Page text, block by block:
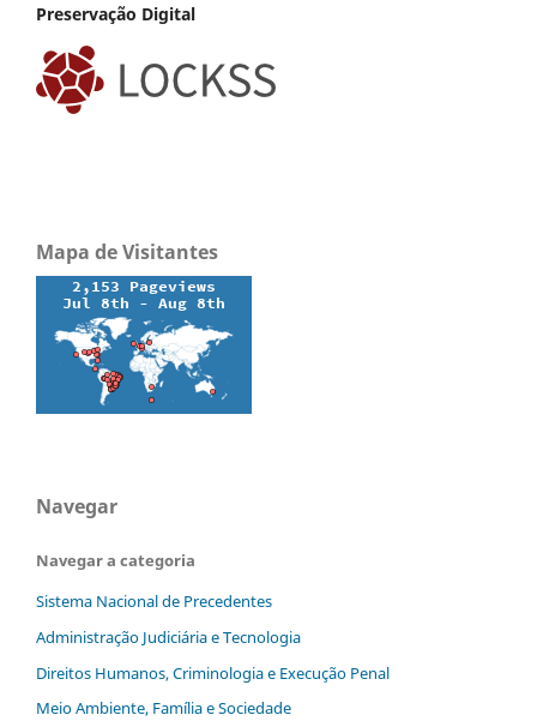
Preservação Digital
Mapa de Visitantes
Navegar
Navegar a categoria
Sistema Nacional de Precedentes
Administração Judiciária e Tecnologia
Direitos Humanos, Criminologia e Execução Penal
Meio Ambiente, Família e Sociedade